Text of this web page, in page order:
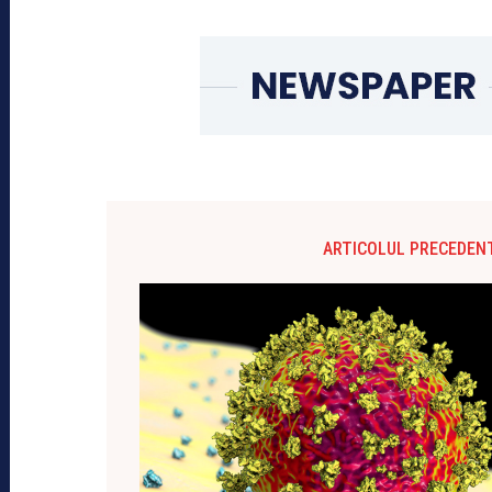
ARTICOLUL